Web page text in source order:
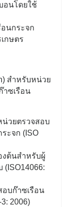
อนโดยใช้
นกระจก
กษตร
สำหรับหน่วย
าซเรือน
วยตรวจสอบ
ะจก (ISO
งต้นสำหรับผู้
บก๊าซเรือน
2006)